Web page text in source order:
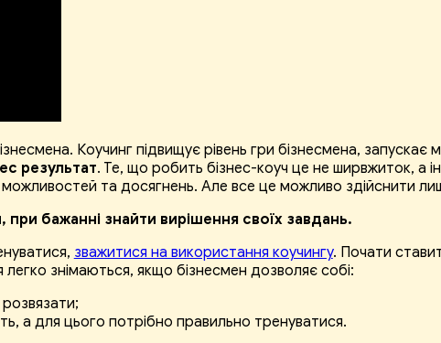
Коучинг підвищує рівень гри бізнесмена,
результат. Те, що робить бізнес-коуч це не ширвжиток, а
та досягнень. Але все це можливо здійснити
бажанні знайти вирішення своїх завдань.
зважитися на використання коучингу. Почати
знімаються, якщо бізнесмен дозволяє собі:
а для цього потрібно правильно тренуватися.